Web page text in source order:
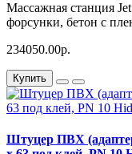
Массажная станция
форсунки, бетон с
234050.00р.
Купить
Штуцер ПВХ